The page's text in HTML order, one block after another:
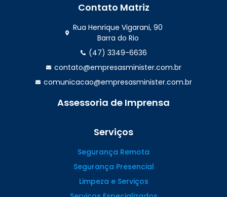
Contato Matriz
Rua Henrique Vigarani, 90
Barra do Rio
(47) 3349-6636
contato@empresasminister.com.br
comunicacao@empresasminister.com.br
(47) 99988.4642
Assessoria de Imprensa
Serviços
Segurança Remota
Segurança Presencial
Limpeza e Serviços